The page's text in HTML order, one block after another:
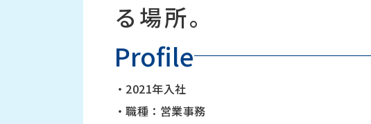
る場所。
Profile
・ 2021年入社
・職種：営業事務